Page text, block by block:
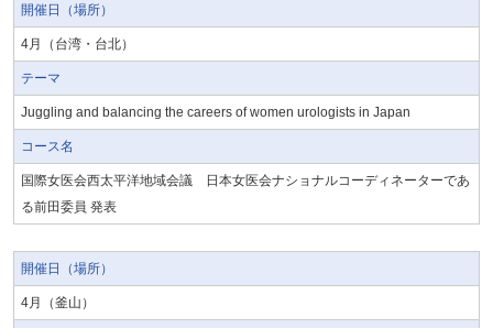
開催日（場所）
4月（台湾・台北）
テーマ
Juggling and balancing the careers of women urologists in Japan
コース名
国際女医会西太平洋地域会議 日本女医会ナショナルコーディネーターであ
る前田委員 発表
開催日（場所）
4月（釜山）